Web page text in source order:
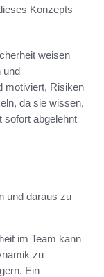
Konzepts
weisen
und
motiviert, Risiken
da sie wissen,
sofort abgelehnt
und daraus zu
im Team kann
zu
Ein